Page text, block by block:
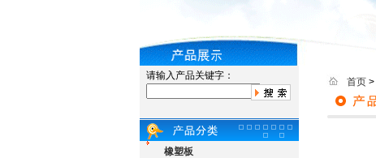
请输入产品关键字：
橡塑板
首页 >